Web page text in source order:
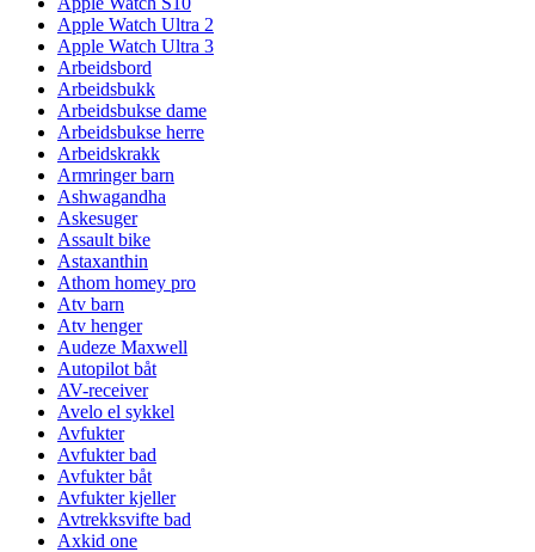
Apple Watch Ultra 2
Apple Watch Ultra 3
Arbeidsbord
Arbeidsbukk
Arbeidsbukse dame
Arbeidsbukse herre
Arbeidskrakk
Armringer barn
Ashwagandha
Askesuger
Assault bike
Astaxanthin
Athom homey pro
Atv barn
Atv henger
Audeze Maxwell
Autopilot båt
AV-receiver
Avelo el sykkel
Avfukter
Avfukter bad
Avfukter båt
Avfukter kjeller
Avtrekksvifte bad
Axkid one